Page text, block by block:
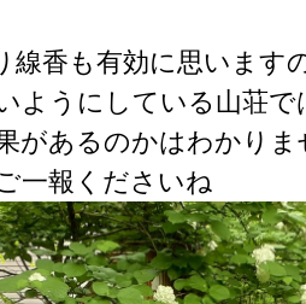
線香も有効に思います
ようにしている山荘
があるのかはわかり
一報くださいね